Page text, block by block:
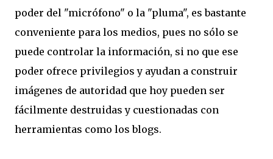
poder del "micrófono" o la "pluma", es bastante
conveniente para los medios, pues no sólo se
puede controlar la información, si no que ese
poder ofrece privilegios y ayudan a construir
imágenes de autoridad que hoy pueden ser
fácilmente destruidas y cuestionadas con
herramientas como los blogs.